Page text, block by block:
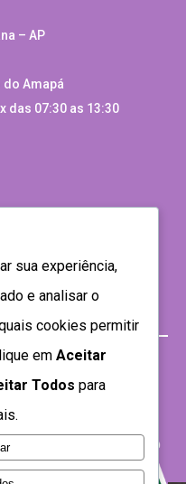
– AP
do Amapá
das 07:30 as 13:30
sua experiência,
e analisar o
cookies permitir
em Aceitar
Todos para